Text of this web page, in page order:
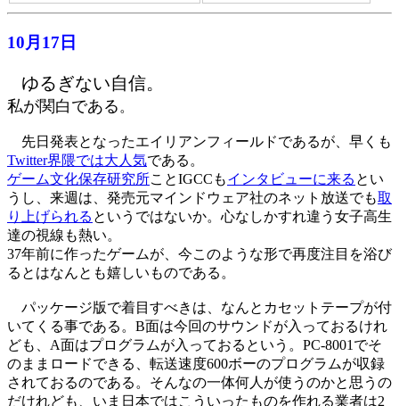
10月17日
ゆるぎない自信。
私が関白である 。
先日発表となったエイリアンフィールドであるが、早くも
Twitter界隈では大人気である。
ゲーム文化保存研究所ことIGCCもインタビューに来る とい
うし、来週は、発売元マインドウェア社のネット放送でも取
り上げられる というではないか。心なしかすれ違う女子高生
達の視線も熱い。
37年前に作ったゲームが、今このような形で再度注目を浴び
るとはなんとも嬉しいものである。
パッケージ版で着目すべきは、なんとカセットテープが付
いてくる事である。B面は今回のサウンドが入っておるけれ
ども、A面はプログラムが入っておるという。PC-8001でそ
のままロードできる、転送速度600ボーのプログラムが収録
されておるのである。そんなの一体何人が使うのかと思うの
だけれども、いま日本ではこういったものを作れる業者は2